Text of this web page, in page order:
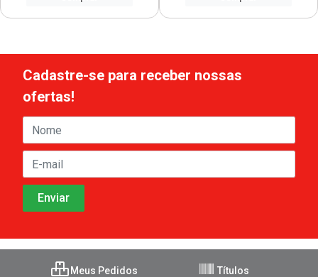
Cadastre-se para receber nossas
ofertas!
Meus Pedidos Títulos